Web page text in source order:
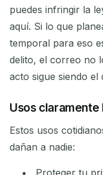
puedes infringir la
aquí. Si lo que
temporal para eso
delito, el correo no
acto sigue siendo el
Usos claramente
Estos usos
dañan a nadie:
Proteger tu